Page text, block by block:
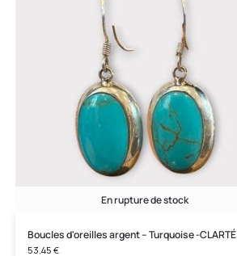
En rupture de stock
Boucles d'oreilles argent – Turquoise -CLARTÉ
53,45 €